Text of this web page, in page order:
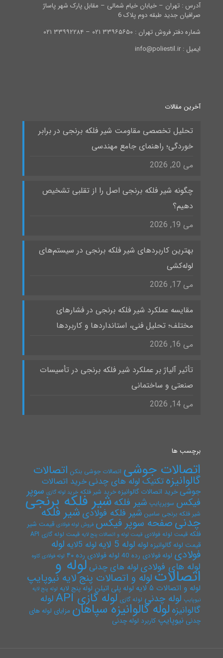
آدرس : تهران – خیابان خیام شمالی – مقابل پارک شهر پاساژ
صرافیان جدید طبقه دوم پلاک 6
شماره دفتر فروش تهران : ۳۳۹۶۵۶۵۰ ۰۲۱ – ۳۳۹۹۲۲۸۴ ۰۲۱
ایمیل : info@poliestil.ir
آخرین مقالات
تحلیل تخصصی مقاومت شیر فلکه برنجی در برابر
خوردگی؛ راهنمای جامع مهندسی
می 20, 2026
چگونه شیر فلکه برنجی اصل را از تقلبی تشخیص
دهیم؟
می 19, 2026
بهترین کاربردهای شیر فلکه برنجی در سیستم‌های
لوله‌کشی
می 17, 2026
مقایسه عملکرد شیر فلکه برنجی در فشارهای
مختلف؛ تحلیل فنی، استانداردها و کاربردها
می 16, 2026
تأثیر آلیاژ بر عملکرد شیر فلکه برنجی در تأسیسات
صنعتی و ساختمانی
می 14, 2026
برچسب ها
اتصالات جوشی اتصالات جوشی بنکن اتصالات
گالوانیزهتکنیک لوله های چدنیخرید اتصالات
جوشیخرید اتصالات گالوانیزه خرید شیر فلکه خرید لوله گازی سوپر
فیکس سوپرپایپ شیر فلکه شیر فلکه برنجی
شیر فلکه برنجی سامین شیر فلکه فولادی شیر فلکه
چدنیصفحه سوپر فیکس فروش لوله فولادی قیمت شیر
فلکه قیمت لوله فولادی قیمت لوله و اتصالات پنج لایه قیمت لوله گازی API
قیمت لوله گالوانیزه لوله لوله 5 لایه لوله 5لایه لوله
فولادی لوله فولادی رده 40 لوله فولادی رده ۴۰ لوله فولادی کاوه
لوله های فولادی لوله های چدنی لوله و اتصالاتلوله و اتصالات پنج لایه نیوپایپ
لوله و اتصالات ۵ لایه لوله پلی اتیلن لوله پنج لایه لوله پنج لایه
نیوپایپ لوله چدنی لوله گازی لوله گازی API لوله
گالوانیزه لوله گالوانیزه سپاهان مزایای لوله های
چدنی نیوپایپ کاربرد لوله چدنی